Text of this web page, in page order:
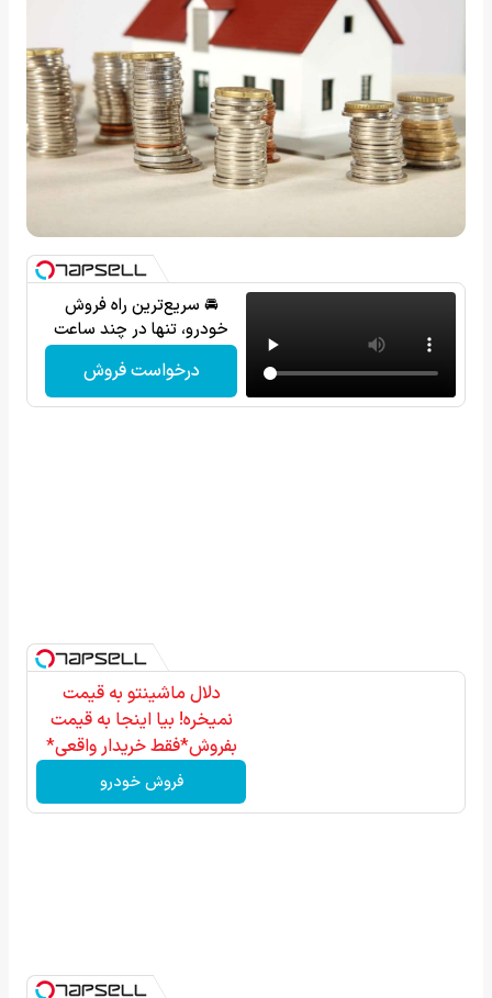
🚘 سریع‌ترین راه فروش
خودرو، تنها در چند ساعت
درخواست فروش
دلال ماشینتو به قیمت
نمیخره! بیا اینجا به قیمت
بفروش*فقط خریدار واقعی*
فروش خودرو